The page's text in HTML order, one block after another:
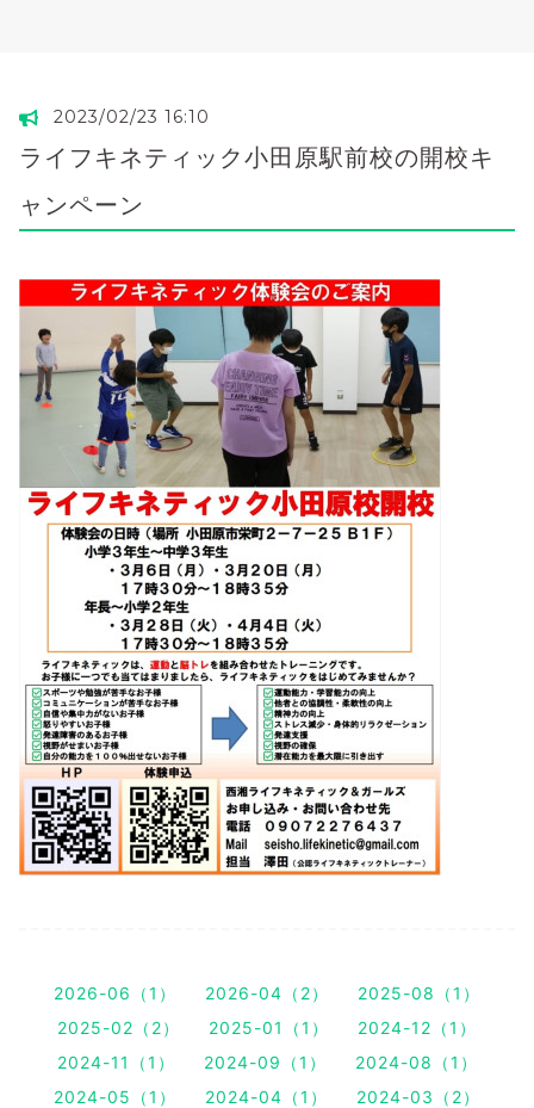
2023/02/23 16:10
ライフキネティック小田原駅前校の開校キ
ャンペーン
2026-06（1） 2026-04（2）
2025-08（1）
2025-02（2）
2025-01（1）
2024-12（1）
2024-11（1）
2024-09（1）
2024-08（1）
2024-05（1）
2024-04（1）
2024-03（2）